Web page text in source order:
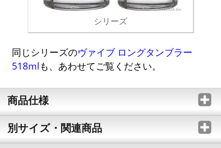
シリーズ
同じシリーズのヴァイブ ロングタンブラー
518mlも、あわせてご覧ください。
商品仕様
別サイズ・関連商品